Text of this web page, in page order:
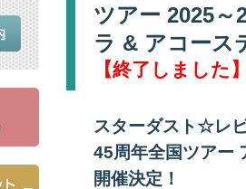
ツアー 2025～
ラ & アコース
【終了しました
スターダスト☆レ
45周年全国ツアー
開催決定！